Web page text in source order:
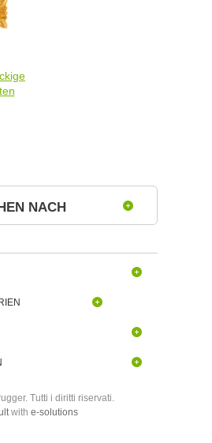
NACH
Tutti i diritti riservati.
with e-solutions